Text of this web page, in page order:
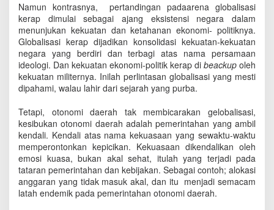
Namun kontrasnya, pertandingan padaarena globalisasi
kerap dimulai sebagai ajang eksistensi negara dalam
menunjukan kekuatan dan ketahanan ekonomi- politiknya.
Globalisasi kerap dijadikan konsolidasi kekuatan-kekuatan
negara yang berdiri dan terbagi atas nama persamaan
ideologi. Dan kekuatan ekonomi-politik kerap di beackup oleh
kekuatan militernya. Inilah perlintasan globalisasi yang mesti
dipahami, walau lahir dari sejarah yang purba.
Tetapi, otonomi daerah tak membicarakan gelobalisasi,
kesibukan otonomi daerah adalah pemerintahan yang ambil
kendali. Kendali atas nama kekuasaan yang sewaktu-waktu
memperontonkan kepicikan. Kekuasaan dikendalikan oleh
emosi kuasa, bukan akal sehat, itulah yang terjadi pada
tataran pemerintahan dan kebijakan. Sebagai contoh; alokasi
anggaran yang tidak masuk akal, dan itu menjadi semacam
latah endemik pada pemerintahan otonomi daerah.